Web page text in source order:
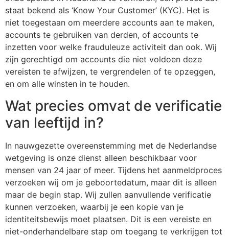
staat bekend als ‘Know Your Customer’ (KYC). Het is
niet toegestaan om meerdere accounts aan te maken,
accounts te gebruiken van derden, of accounts te
inzetten voor welke frauduleuze activiteit dan ook. Wij
zijn gerechtigd om accounts die niet voldoen deze
vereisten te afwijzen, te vergrendelen of te opzeggen,
en om alle winsten in te houden.
Wat precies omvat de verificatie
van leeftijd in?
In nauwgezette overeenstemming met de Nederlandse
wetgeving is onze dienst alleen beschikbaar voor
mensen van 24 jaar of meer. Tijdens het aanmeldproces
verzoeken wij om je geboortedatum, maar dit is alleen
maar de begin stap. Wij zullen aanvullende verificatie
kunnen verzoeken, waarbij je een kopie van je
identiteitsbewijs moet plaatsen. Dit is een vereiste en
niet-onderhandelbare stap om toegang te verkrijgen tot